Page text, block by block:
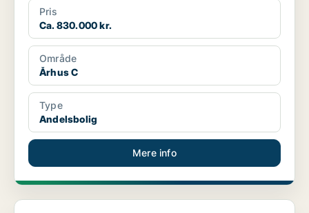
Pris
Ca. 830.000 kr.
Område
Århus C
Type
Andelsbolig
Mere info
Andelsbolig i Tilst